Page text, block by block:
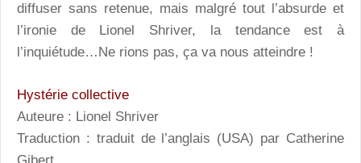
diffuser sans retenue, mais malgré tout l’absurde et
l’ironie de Lionel Shriver, la tendance est à
l’inquiétude…Ne rions pas, ça va nous atteindre !
Hystérie collective
Auteure : Lionel Shriver
Traduction : traduit de l’anglais (USA) par Catherine